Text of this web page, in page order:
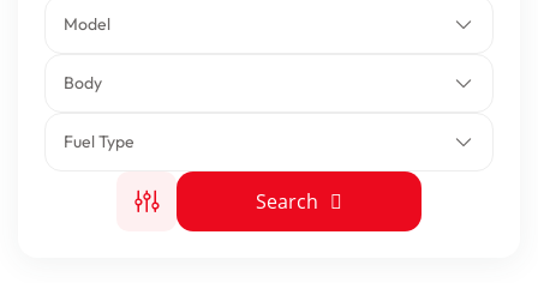
Model
Body
Fuel Type
Search